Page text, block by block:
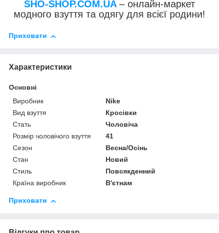
SHO-SHOP.COM.UA – онлайн-маркет
модного взуття та одягу для всієї родини!
Приховати
Характеристики
Основні
Виробник
Nike
Вид взуття
Кросівки
Стать
Чоловіча
Розмір чоловічого взуття
41
Сезон
Весна/Осінь
Стан
Новий
Стиль
Повсякденний
Країна виробник
В'єтнам
Приховати